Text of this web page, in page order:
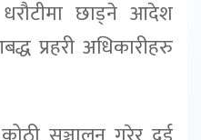
छाड्ने आदेश
प्रहरी अधिकारीहरु